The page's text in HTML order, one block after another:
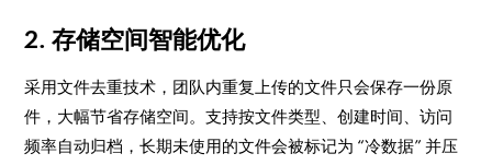
2. 存储空间智能优化
采用文件去重技术，团队内重复上传的文件只会保存一份原
件，大幅节省存储空间。支持按文件类型、创建时间、访问
频率自动归档，长期未使用的文件会被标记为 “冷数据” 并压